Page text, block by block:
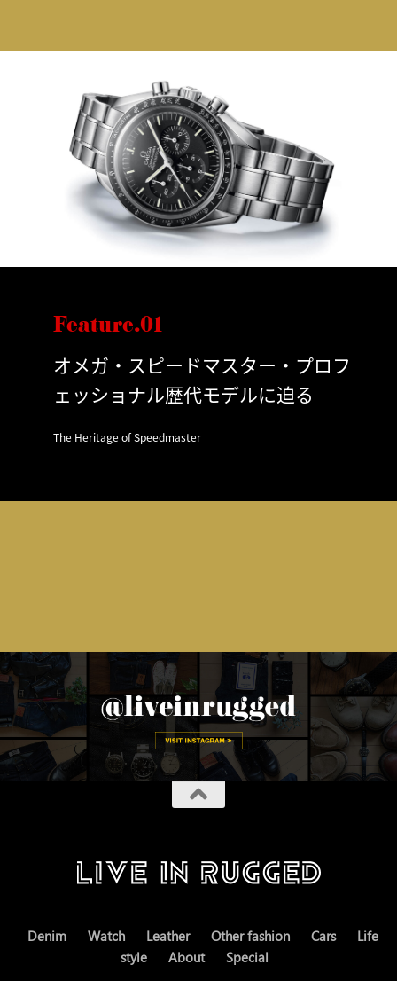
Feature.01
オメガ・スピードマスター・プロフ
ェッショナル歴代モデルに迫る
The Heritage of Speedmaster
Denim Watch Leather Other fashion Cars
Life
style
About Special